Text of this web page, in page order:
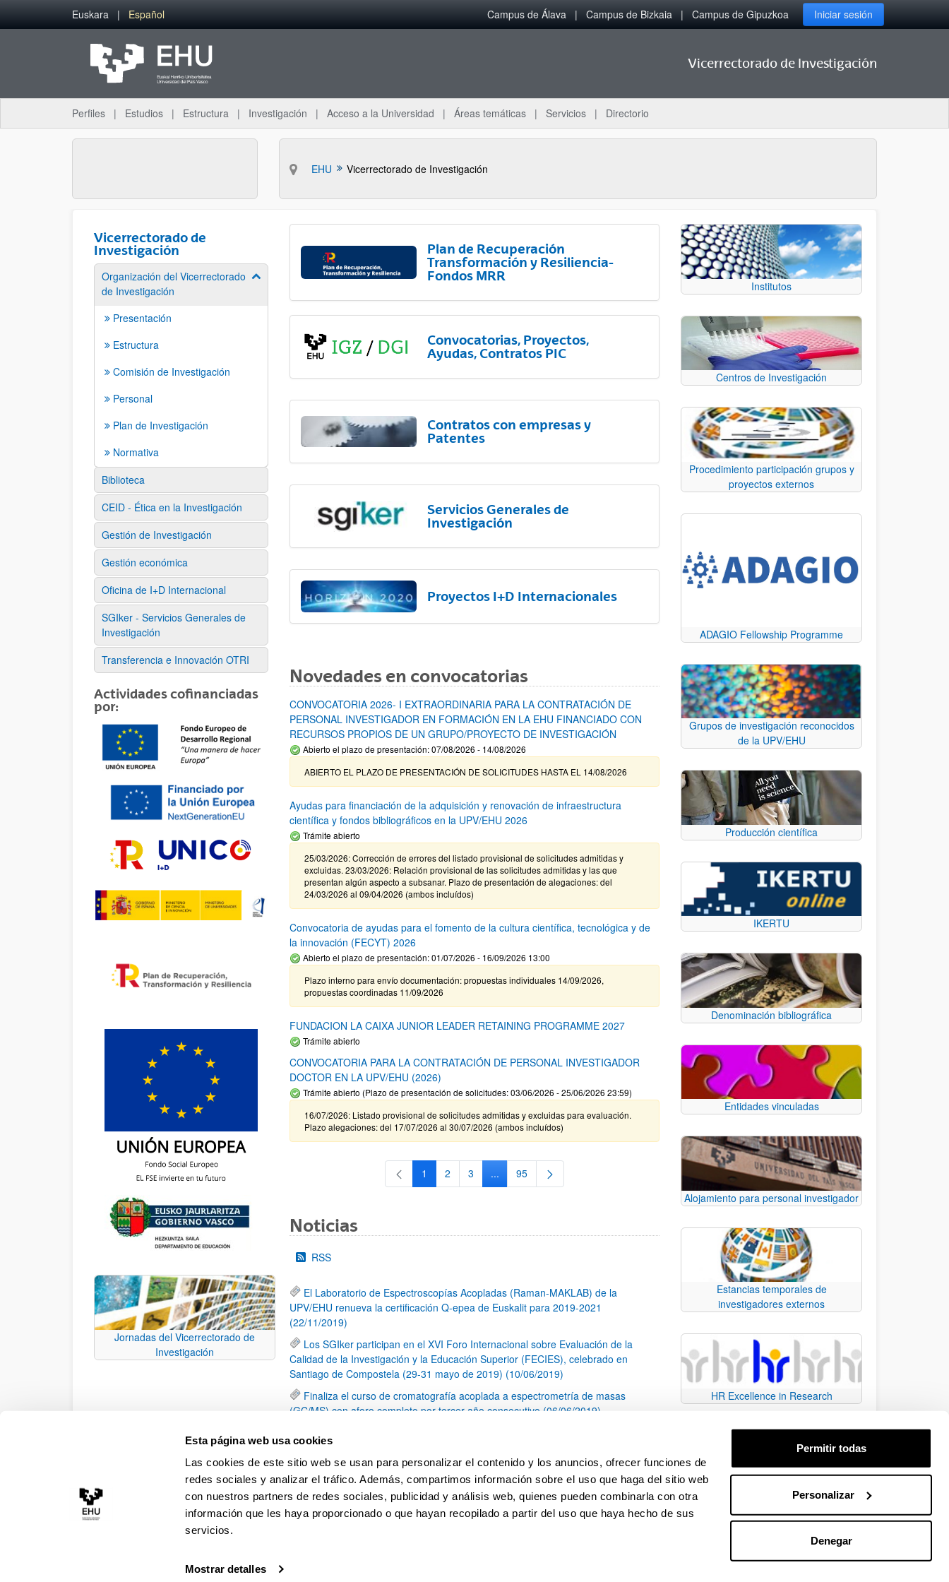
Esta página web usa cookies
Las cookies de este sitio web se usan para personalizar el contenido y los anuncios, ofrecer funciones de
redes sociales y analizar el tráfico. Además, compartimos información sobre el uso que haga del sitio web
con nuestros partners de redes sociales, publicidad y análisis web, quienes pueden combinarla con otra
información que les haya proporcionado o que hayan recopilado a partir del uso que haya hecho de sus
servicios.
Mostrar detalles
Permitir todas
Personalizar
Denegar
Saltar al contenido principal
Euskara Español Campus de Álava Campus de Bizkaia Campus de Gipuzkoa Iniciar sesión
Vicerrectorado de Investigación
Perfiles Estudios Estructura Investigación Acceso a la Universidad Áreas temáticas Servicios Directorio
EHU Vicerrectorado de Investigación
Vicerrectorado de
Investigación
Organización del Vicerrectorado
de Investigación
Mostrar/ocultar subpáginas
Presentación
Estructura
Comisión de Investigación
Personal
Plan de Investigación
Normativa
Biblioteca
CEID - Ética en la Investigación
Gestión de Investigación
Gestión económica
Oficina de I+D Internacional
SGIker - Servicios Generales de
Investigación
Transferencia e Innovación OTRI
Actividades cofinanciadas
por:
Jornadas del Vicerrectorado de
Investigación
Plan de Recuperación
Transformación y Resiliencia-
Fondos MRR
Convocatorias, Proyectos,
Ayudas, Contratos PIC
Contratos con empresas y
Patentes
Servicios Generales de
Investigación
Proyectos I+D Internacionales
Novedades en convocatorias
CONVOCATORIA 2026- I EXTRAORDINARIA PARA LA CONTRATACIÓN DE
PERSONAL INVESTIGADOR EN FORMACIÓN EN LA EHU FINANCIADO CON
RECURSOS PROPIOS DE UN GRUPO/PROYECTO DE INVESTIGACIÓN
Abierto el plazo de presentación: 07/08/2026 - 14/08/2026
ABIERTO EL PLAZO DE PRESENTACIÓN DE SOLICITUDES HASTA EL 14/08/2026
Ayudas para financiación de la adquisición y renovación de infraestructura
científica y fondos bibliográficos en la UPV/EHU 2026
Trámite abierto
25/03/2026: Corrección de errores del listado provisional de solicitudes admitidas y
excluidas. 23/03/2026: Relación provisional de las solicitudes admitidas y las que
presentan algún aspecto a subsanar. Plazo de presentación de alegaciones: del
24/03/2026 al 09/04/2026 (ambos incluídos)
Convocatoria de ayudas para el fomento de la cultura científica, tecnológica y de
la innovación (FECYT) 2026
Abierto el plazo de presentación: 01/07/2026 - 16/09/2026 13:00
Plazo interno para envío documentación: propuestas individuales 14/09/2026,
propuestas coordinadas 11/09/2026
FUNDACION LA CAIXA JUNIOR LEADER RETAINING PROGRAMME 2027
Trámite abierto
CONVOCATORIA PARA LA CONTRATACIÓN DE PERSONAL INVESTIGADOR
DOCTOR EN LA UPV/EHU (2026)
Trámite abierto (Plazo de presentación de solicitudes: 03/06/2026 - 25/06/2026 23:59)
16/07/2026: Listado provisional de solicitudes admitidas y excluidas para evaluación.
Plazo alegaciones: del 17/07/2026 al 30/07/2026 (ambos incluídos)
Página
1 Página
2 Página
3 ...Páginas intermedias Use TAB para desplazarse.
Página
95
Noticias
RSS
El Laboratorio de Espectroscopías Acopladas (Raman-MAKLAB) de la
UPV/EHU renueva la certificación Q-epea de Euskalit para 2019-2021
(22/11/2019)
Los SGIker participan en el XVI Foro Internacional sobre Evaluación de la
Calidad de la Investigación y la Educación Superior (FECIES), celebrado en
Santiago de Compostela (29-31 mayo de 2019) (10/06/2019)
Finaliza el curso de cromatografía acoplada a espectrometría de masas
(GC/MS) con aforo completo por tercer año consecutivo (06/06/2019)
Arquitectura y Arte y Humanidades.
Página
1 ...Páginas intermedias Use TAB para desplazarse.
Página
10 Página
11 Página
12 ...Páginas intermedias Use TAB para desplazarse.
Página
79
Institutos
Centros de Investigación
Procedimiento participación grupos y
proyectos externos
ADAGIO Fellowship Programme
Grupos de investigación reconocidos
de la UPV/EHU
Producción científica
IKERTU
Denominación bibliográfica
Entidades vinculadas
Alojamiento para personal investigador
Estancias temporales de
investigadores externos
HR Excellence in Research